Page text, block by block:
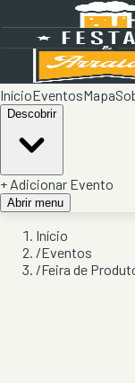
InícioEventosMapa
Descobrir
+ Adicionar Evento
Abrir menu
Início
/Eventos
/Feira de